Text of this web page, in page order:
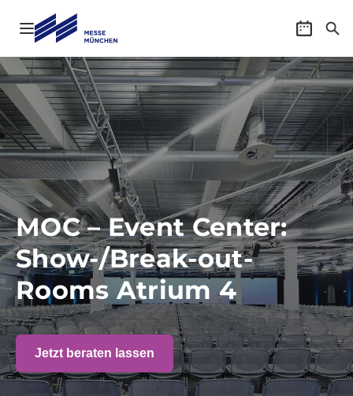
Navigation öffnen
MOC – Event Center:
Show-/Break-out-
Rooms Atrium 4
Jetzt beraten lassen